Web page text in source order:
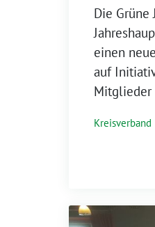
Die Grüne
einen
auf
Kreisverband